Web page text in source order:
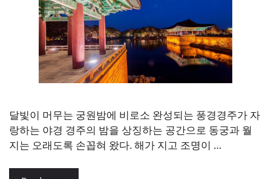
달빛이 머무는 궁원밤에 비로소 완성되는 풍경경주가 자
랑하는 야경 경주의 밤을 상징하는 공간으로 동궁과 월
지는 오래도록 손꼽혀 왔다. 해가 지고 조명이 …